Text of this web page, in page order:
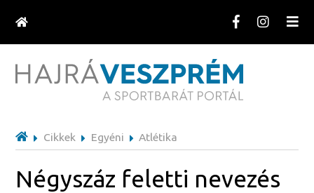
Cikkek Egyéni Atlétika
Négyszáz feletti nevezés